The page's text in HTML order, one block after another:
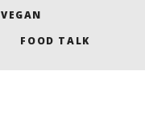
VEGAN
FOOD TALK